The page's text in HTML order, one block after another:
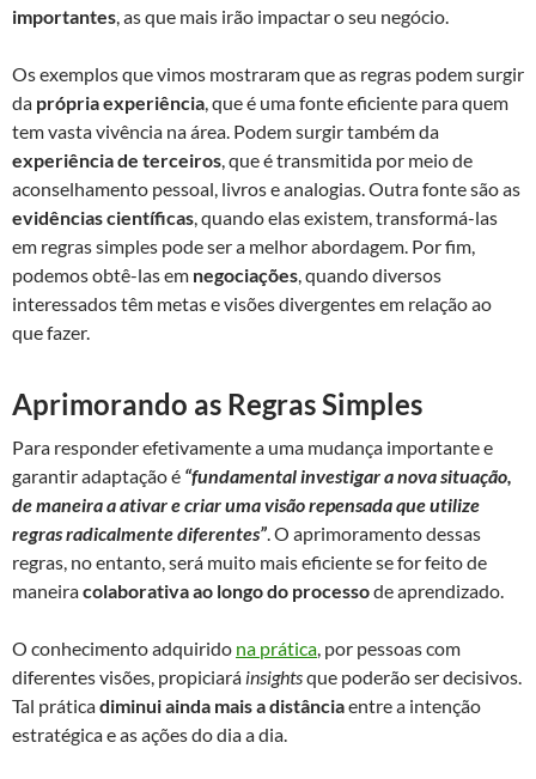
importantes, as que mais irão impactar o seu negócio.
Os exemplos que vimos mostraram que as regras podem surgir
da própria experiência, que é uma fonte eficiente para quem
tem vasta vivência na área. Podem surgir também da
experiência de terceiros, que é transmitida por meio de
aconselhamento pessoal, livros e analogias. Outra fonte são as
evidências científicas, quando elas existem, transformá-las
em regras simples pode ser a melhor abordagem. Por fim,
podemos obtê-las em negociações, quando diversos
interessados têm metas e visões divergentes em relação ao
que fazer.
Aprimorando as Regras Simples
Para responder efetivamente a uma mudança importante e
garantir adaptação é “fundamental investigar a nova situação,
de maneira a ativar e criar uma visão repensada que utilize
regras radicalmente diferentes”. O aprimoramento dessas
regras, no entanto, será muito mais eficiente se for feito de
maneiracolaborativa ao longo do processode aprendizado.
O conhecimento adquirido na prática, por pessoas com
diferentes visões, propiciará insightsque poderão ser decisivos.
Tal práticadiminui ainda mais a distânciaentre a intenção
estratégica e as ações do dia a dia.